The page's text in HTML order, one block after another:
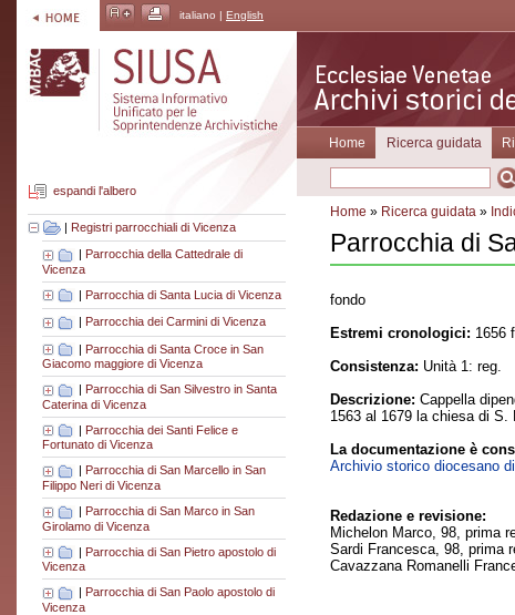
italiano | English
espandi l'albero
| Registri parrocchiali di Vicenza
| Parrocchia della Cattedrale di
Vicenza
| Parrocchia di Santa Lucia di Vicenza
Parrocchia dei Carmini di Vicenza
| Parrocchia di Santa Croce in San
Giacomo maggiore di Vicenza
Parrocchia di San Silvestro in Santa
Caterina di Vicenza
| Parrocchia dei Santi Felice e
Fortunato di Vicenza
Parrocchia di San Marcello in San
Filippo Neri di Vicenza
| Parrocchia di San Marco in San
Girolamo di Vicenza
| Parrocchia di San Pietro apostolo di
Vicenza
| Parrocchia di San Paolo apostolo di
Vicenza
Home Ricerca guidata
Home » Ricerca guidata »
Parrocchia di
fondo
Estremi cronologici: 1656
Consistenza: Unità 1: reg.
Descrizione: Cappella
1563 al 1679 la chiesa di S.
La documentazione è
Archivio storico diocesano
Redazione e revisione:
Michelon Marco, 98, prima
Sardi Francesca, 98, prima
Cavazzana Romanelli